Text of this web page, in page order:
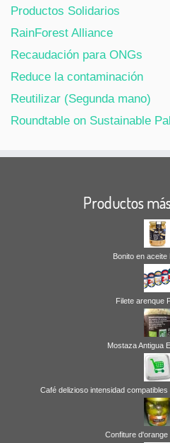
Productos Solidarios
RainForest Alliance
Recaudación para ONGs
Reduce la contaminación
Reutilizar (Segunda mano)
Roundtable on Sustainable
Productos
Bonito en aceite
Filete arenque
Mostaza Antigua
Café delizioso intensidad
Confiture d'orange